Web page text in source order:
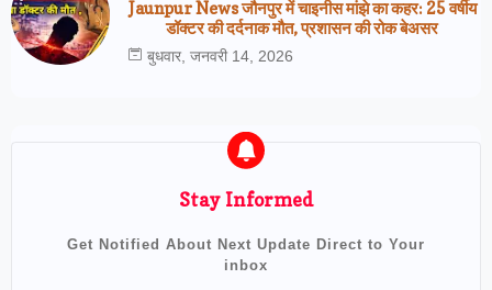
Jaunpur News जौनपुर में चाइनीस मांझे का कहर: 25 वर्षीय
डॉक्टर की दर्दनाक मौत, प्रशासन की रोक बेअसर
बुधवार, जनवरी 14, 2026
Stay Informed
Get Notified About Next Update Direct to Your
inbox